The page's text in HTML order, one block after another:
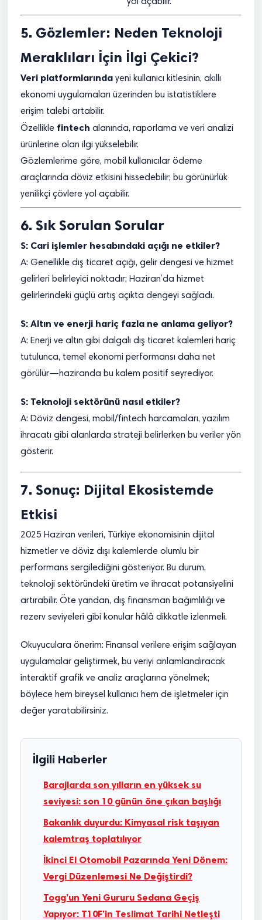
5. Gözlemler: Neden Teknoloji
Meraklıları İçin İlgi Çekici?
Veri platformlarında yeni kullanıcı kitlesinin, akıllı
ekonomi uygulamaları üzerinden bu istatistiklere
erişim talebi artabilir.
Özellikle fintech alanında, raporlama ve veri analizi
ürünlerine olan ilgi yükselebilir.
Gözlemlerime göre, mobil kullanıcılar ödeme
araçlarında döviz etkisini hissedebilir; bu görünürlük
yenilikçi çövlere yol açabilir.
6. Sık Sorulan Sorular
S: Cari işlemler hesabındaki açığı ne etkiler?
A: Genellikle dış ticaret açığı, gelir dengesi ve hizmet
gelirleri belirleyici noktadır; Haziran’da hizmet
gelirlerindeki güçlü artış açıkta dengeyi sağladı.
S: Altın ve enerji hariç fazla ne anlama geliyor?
A: Enerji ve altın gibi dalgalı dış ticaret kalemleri hariç
tutulunca, temel ekonomi performansı daha net
görülür—haziranda bu kalem positif seyrediyor.
S: Teknoloji sektörünü nasıl etkiler?
A: Döviz dengesi, mobil/fintech harcamaları, yazılım
ihracatı gibi alanlarda strateji belirlerken bu veriler yön
gösterir.
7. Sonuç: Dijital Ekosistemde
Etkisi
2025 Haziran verileri, Türkiye ekonomisinin dijital
hizmetler ve döviz dışı kalemlerde olumlu bir
performans sergilediğini gösteriyor. Bu durum,
teknoloji sektöründeki üretim ve ihracat potansiyelini
artırabilir. Öte yandan, dış finansman bağımlılığı ve
rezerv seviyeleri gibi konular hâlâ dikkatle izlenmeli.
Okuyuculara önerim: Finansal verilere erişim sağlayan
uygulamalar geliştirmek, bu veriyi anlamlandıracak
interaktif grafik ve analiz araçlarına yönelmek;
böylece hem bireysel kullanıcı hem de işletmeler için
değer yaratabilirsiniz.
İlgili Haberler
Barajlarda son yılların en yüksek su
seviyesi: son 10 günün öne çıkan başlığı
Bakanlık duyurdu: Kimyasal risk taşıyan
kalemtraş toplatılıyor
İkinci El Otomobil Pazarında Yeni Dönem:
Vergi Düzenlemesi Ne Değiştirdi?
Togg’un Yeni Gururu Sedana Geçiş
Yapıyor: T10F’in Teslimat Tarihi Netleşti